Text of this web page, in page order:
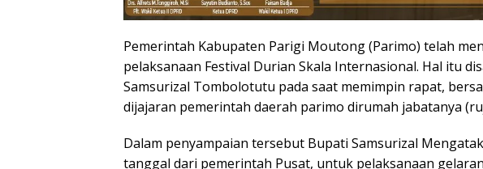
Pemerintah Kabupaten Parigi Moutong (Parimo) telah
pelaksanaan Festival Durian Skala Internasional. Hal itu
Samsurizal Tombolotutu pada saat memimpin rapat,
dijajaran pemerintah daerah parimo dirumah jabatanya
Dalam penyampaian tersebut Bupati Samsurizal
tanggal dari pemerintah Pusat, untuk pelaksanaan